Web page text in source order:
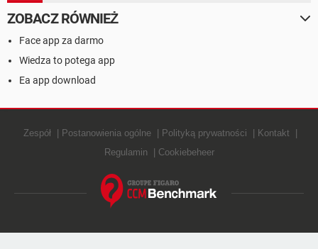
ZOBACZ RÓWNIEŻ
Face app za darmo
Wiedza to potega app
Ea app download
Zespół Postanowienia ogólne Polityką prywatności
Kontakt
Regulamin
Cookiebeheer